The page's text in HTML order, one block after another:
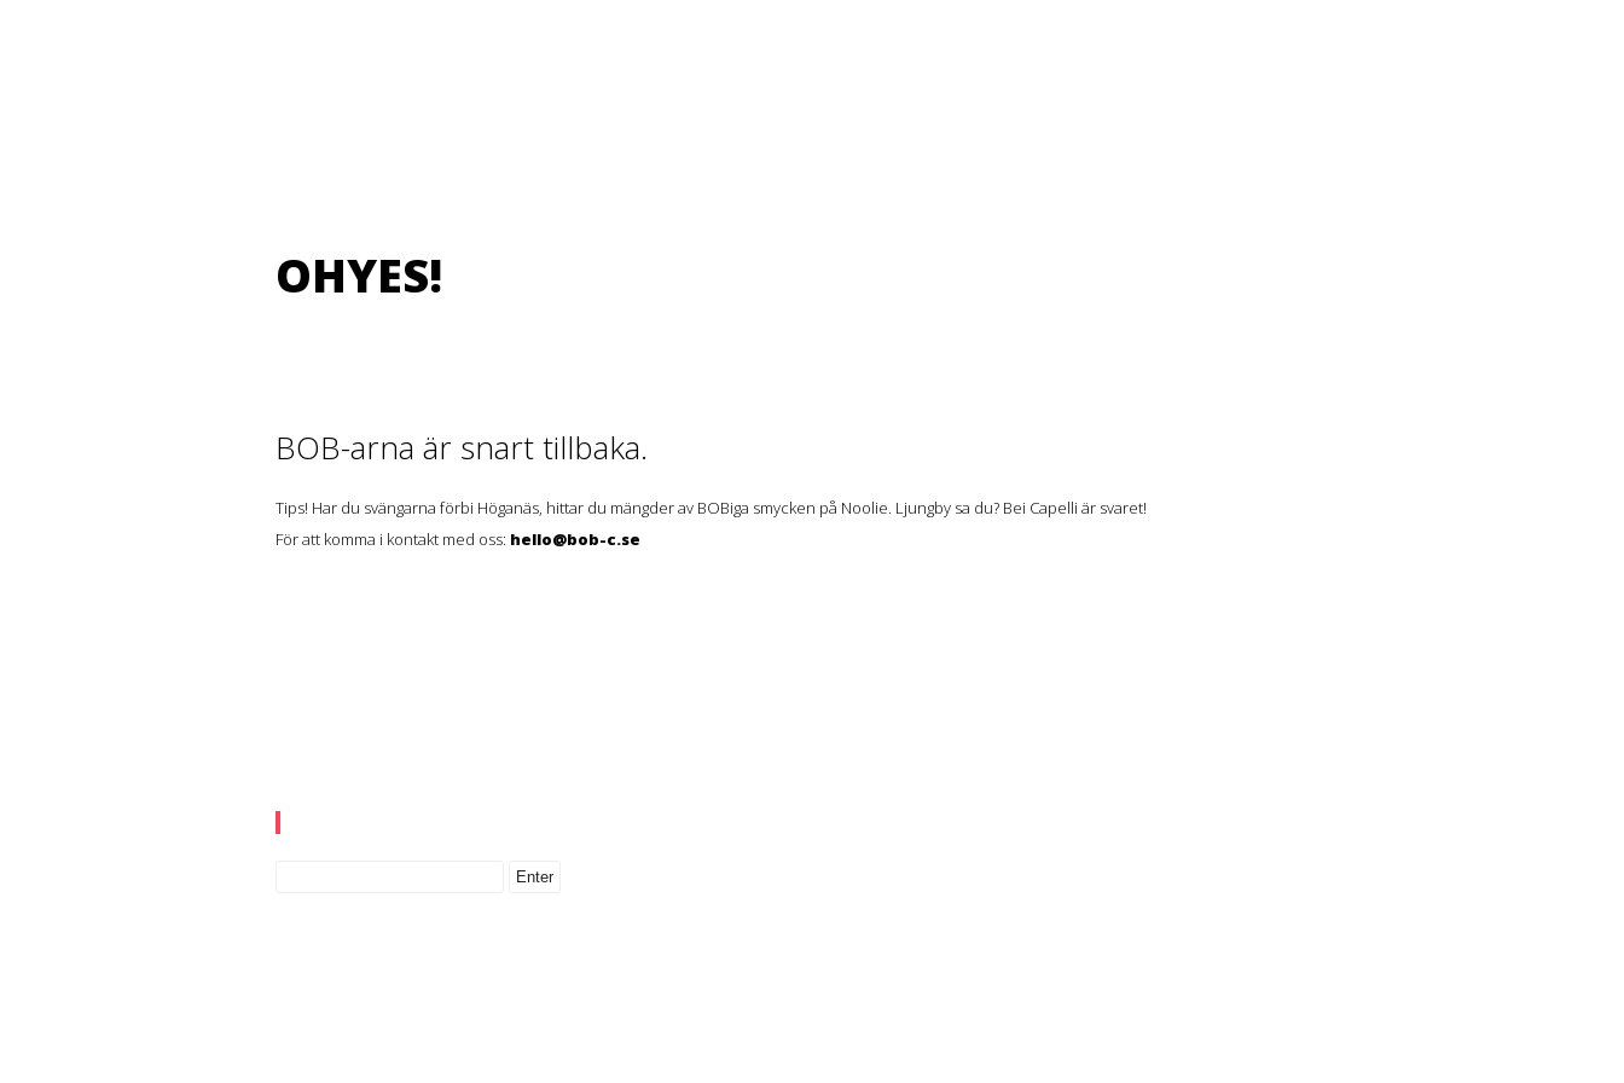
OHYES!
BOB-arna är snart tillbaka.
Tips! Har du svängarna förbi Höganäs, hittar du mängder av BOBiga smycken på Noolie. Ljungby sa du? Bei Capelli är svaret!
För att komma i kontakt med oss: hello@bob-c.se